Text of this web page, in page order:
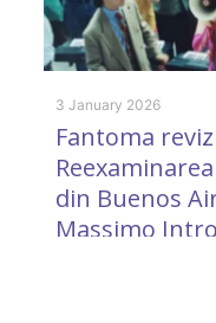
3 January 2026
Fantoma
din Buenos
Massimo